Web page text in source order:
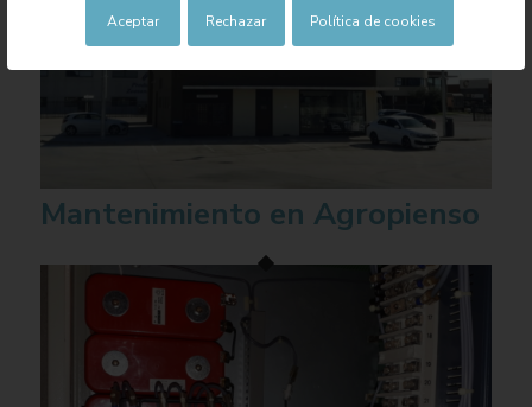
Aceptar Rechazar Política de cookies
Mantenimiento en Agropienso